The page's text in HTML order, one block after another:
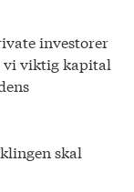
investorer
vi viktig kapital
skal